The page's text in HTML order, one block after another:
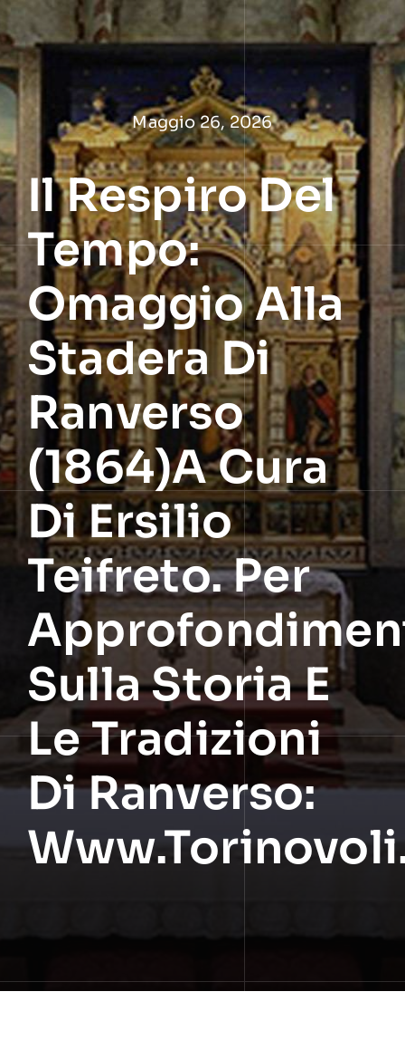
Salta
al
contenuto
Maggio 26, 2026
Il Respiro Del
Tempo:
Omaggio Alla
Stadera Di
Ranverso
(1864)A Cura
Di Ersilio
Teifreto. Per
Sulla Storia E
Le Tradizioni
Di Ranverso: